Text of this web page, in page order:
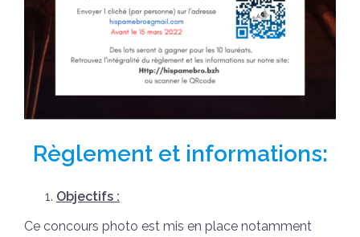
Règlement et informations:
Objectifs :
Ce concours photo est mis en place notamment